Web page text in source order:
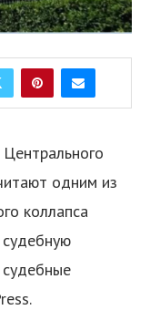
одним из
коллапса